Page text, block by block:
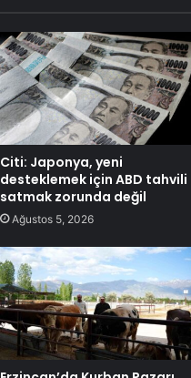
Citi: Japonya, yeni
desteklemek için ABD tahvili
satmak zorunda değil
Ağustos 5, 2026